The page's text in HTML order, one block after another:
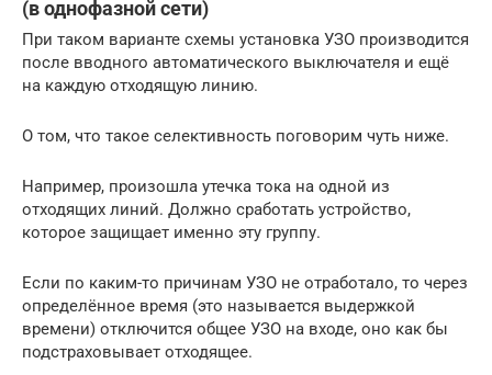
(в однофазной сети)
При таком варианте схемы установка УЗО производится
после вводного автоматического выключателя и ещё
на каждую отходящую линию.
О том, что такое селективность поговорим чуть ниже.
Например, произошла утечка тока на одной из
отходящих линий. Должно сработать устройство,
которое защищает именно эту группу.
Если по каким-то причинам УЗО не отработало, то через
определённое время (это называется выдержкой
времени) отключится общее УЗО на входе, оно как бы
подстраховывает отходящее.